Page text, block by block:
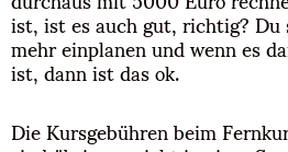
ist, ist es auch gut, richtig?
mehr einplanen und wenn es
ist, dann ist das ok.
Die Kursgebühren beim